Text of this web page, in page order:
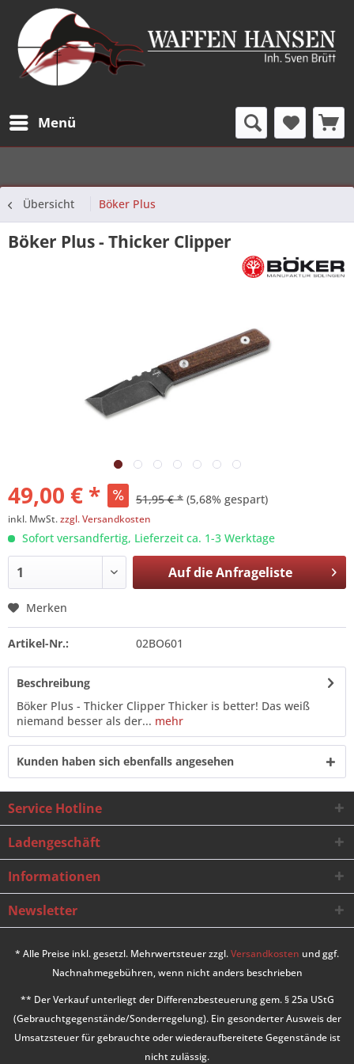
Menü
Übersicht Böker Plus
Böker Plus - Thicker Clipper
49,00 € * 51,95 € * (5,68% gespart)
inkl. MwSt.zzgl. Versandkosten
Sofort versandfertig, Lieferzeit ca. 1-3 Werktage
Auf dieAnfrageliste
Merken
Artikel-Nr.: 02BO601
Beschreibung
Böker Plus - Thicker Clipper Thicker is better! Das weiß
niemand besser als der... mehr
Kunden haben sich ebenfalls angesehen
Service Hotline
Ladengeschäft
Informationen
Newsletter
* Alle Preise inkl. gesetzl. Mehrwertsteuer zzgl.Versandkosten und ggf.
Nachnahmegebühren, wenn nicht anders beschrieben
** Der Verkauf unterliegt der Differenzbesteuerung gem. § 25a UStG
(Gebrauchtgegenstände/Sonderregelung). Ein gesonderter Ausweis der
Umsatzsteuer für gebrauchte oder wiederaufbereitete Gegenstände ist
nicht zulässig.